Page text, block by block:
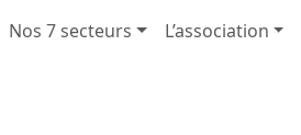
Nos 7 secteurs L’association